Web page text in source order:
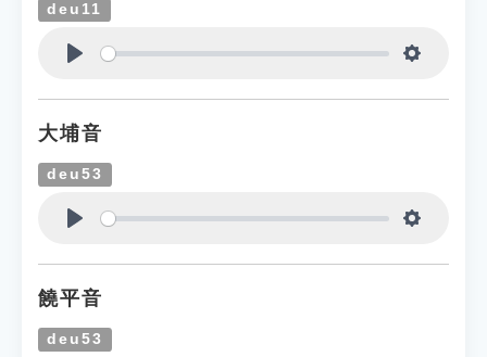
deu11
大埔音
deu53
饒平音
deu53